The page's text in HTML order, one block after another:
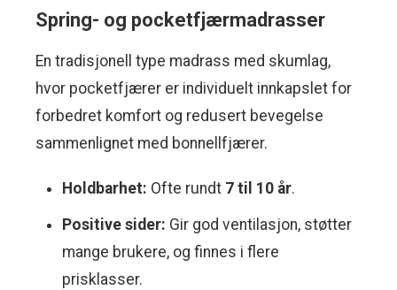
Spring- og pocketfjærmadrasser
En tradisjonell type madrass med skumlag,
hvor pocketfjærer er individuelt innkapslet for
forbedret komfort og redusert bevegelse
sammenlignet med bonnellfjærer.
Holdbarhet: Ofte rundt 7 til 10 år.
Positive sider: Gir god ventilasjon, støtter
mange brukere, og finnes i flere
prisklasser.